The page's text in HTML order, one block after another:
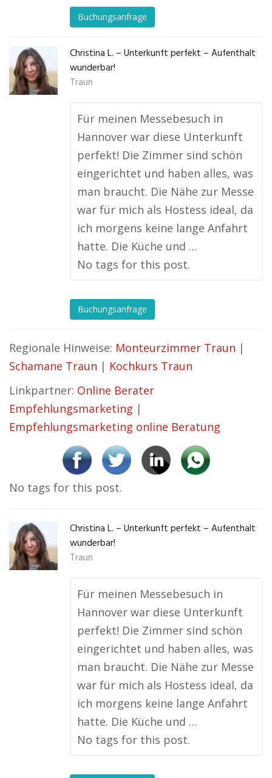
Buchungsanfrage
Christina L. – Unterkunft perfekt – Aufenthalt
wunderbar!
Traun
Für meinen Messebesuch in
Hannover war diese Unterkunft
perfekt! Die Zimmer sind schön
eingerichtet und haben alles, was
man braucht. Die Nähe zur Messe
war für mich als Hostess ideal, da
ich morgens keine lange Anfahrt
hatte. Die Küche und …
No tags for this post.
Buchungsanfrage
Regionale Hinweise: Monteurzimmer Traun |
Schamane Traun | Kochkurs Traun
Linkpartner: Online Berater
Empfehlungsmarketing |
Empfehlungsmarketing online Beratung
No tags for this post.
Christina L. – Unterkunft perfekt – Aufenthalt
wunderbar!
Traun
Für meinen Messebesuch in
Hannover war diese Unterkunft
perfekt! Die Zimmer sind schön
eingerichtet und haben alles, was
man braucht. Die Nähe zur Messe
war für mich als Hostess ideal, da
ich morgens keine lange Anfahrt
hatte. Die Küche und …
No tags for this post.